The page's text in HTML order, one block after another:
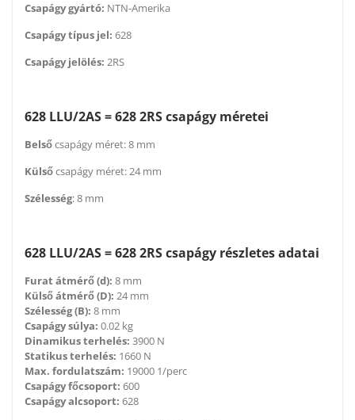
Csapágy gyártó: NTN-Amerika
Csapágy típus jel: 628
Csapágy jelölés: 2RS
628 LLU/2AS = 628 2RS csapágy méretei
Belsőcsapágy méret: 8 mm
Külsőcsapágy méret: 24 mm
Szélesség: 8 mm
628 LLU/2AS = 628 2RS csapágy részletes adatai
Furat átmérő (d): 8 mm
Külső átmérő (D): 24 mm
Szélesség (B): 8 mm
Csapágy súlya: 0.02 kg
Dinamikus terhelés: 3900 N
Statikus terhelés: 1660 N
Max. fordulatszám: 19000 1/perc
Csapágy főcsoport: 600
Csapágy alcsoport: 628